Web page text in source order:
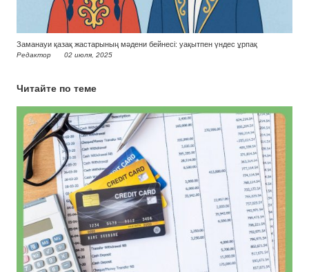
Заманауи қазақ жастарының мәдени бейнесі: уақытпен үндес ұрпақ
Редактор 02 июля, 2025
Читайте по теме